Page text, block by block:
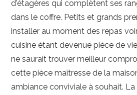
d'étagères qui complètent ses
dans le coffre. Petits et grands
installer au moment des repas
cuisine étant devenue pièce de
ne saurait trouver meilleur
cette pièce maîtresse de la
ambiance conviviale à souhait.